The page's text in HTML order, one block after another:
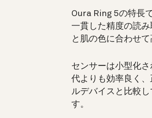
Oura Ring 5の特長
一貫した精度の読
と肌の色に合わせ
センサーは小型化
代よりも効率良く、
ルデバイスと比較
す。